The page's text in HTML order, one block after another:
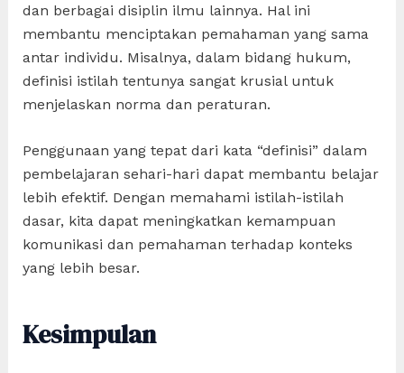
dan berbagai disiplin ilmu lainnya. Hal ini
membantu menciptakan pemahaman yang sama
antar individu. Misalnya, dalam bidang hukum,
definisi istilah tentunya sangat krusial untuk
menjelaskan norma dan peraturan.
Penggunaan yang tepat dari kata “definisi” dalam
pembelajaran sehari-hari dapat membantu belajar
lebih efektif. Dengan memahami istilah-istilah
dasar, kita dapat meningkatkan kemampuan
komunikasi dan pemahaman terhadap konteks
yang lebih besar.
Kesimpulan